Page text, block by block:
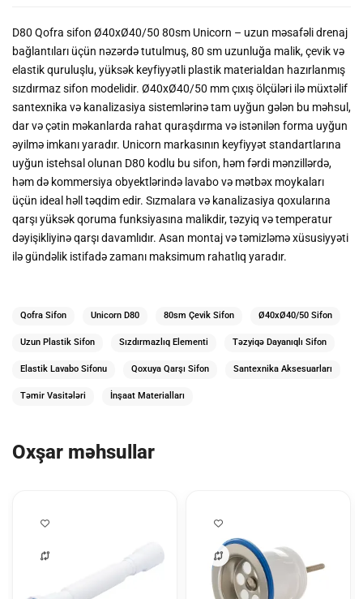
D80 Qofra sifon Ø40xØ40/50 80sm Unicorn – uzun məsafəli drenaj
bağlantıları üçün nəzərdə tutulmuş, 80 sm uzunluğa malik, çevik və
elastik quruluşlu, yüksək keyfiyyətli plastik materialdan hazırlanmış
sızdırmaz sifon modelidir. Ø40xØ40/50 mm çıxış ölçüləri ilə müxtəlif
santexnika və kanalizasiya sistemlərinə tam uyğun gələn bu məhsul,
dar və çətin məkanlarda rahat quraşdırma və istənilən forma uyğun
əyilmə imkanı yaradır. Unicorn markasının keyfiyyət standartlarına
uyğun istehsal olunan D80 kodlu bu sifon, həm fərdi mənzillərdə,
həm də kommersiya obyektlərində lavabo və mətbəx moykaları
üçün ideal həll təqdim edir. Sızmalara və kanalizasiya qoxularına
qarşı yüksək qoruma funksiyasına malikdir, təzyiq və temperatur
dəyişikliyinə qarşı davamlıdır. Asan montaj və təmizləmə xüsusiyyəti
ilə gündəlik istifadə zamanı maksimum rahatlıq yaradır.
Qofra Sifon Unicorn D80 80sm Çevik Sifon Ø40xØ40/50 Sifon
Uzun Plastik Sifon Sızdırmazlıq Elementi Təzyiqə Dayanıqlı Sifon
Elastik Lavabo Sifonu Qoxuya Qarşı Sifon Santexnika Aksesuarları
Təmir Vasitələri İnşaat Materialları
Oxşar məhsullar